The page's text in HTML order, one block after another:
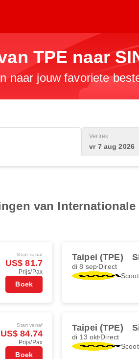
TPE naar
naar jouw favoriete
Vertrek
vr 7 aug 2026
van
Start vanaf
US$ 81.7
Prijs/Pax
Boek
Taipei (TPE)
di 8 sep Direct
Scoot
Start vanaf
US$ 84.74
Prijs/Pax
Boek
Taipei (TPE)
di 13 okt Direct
Scoot